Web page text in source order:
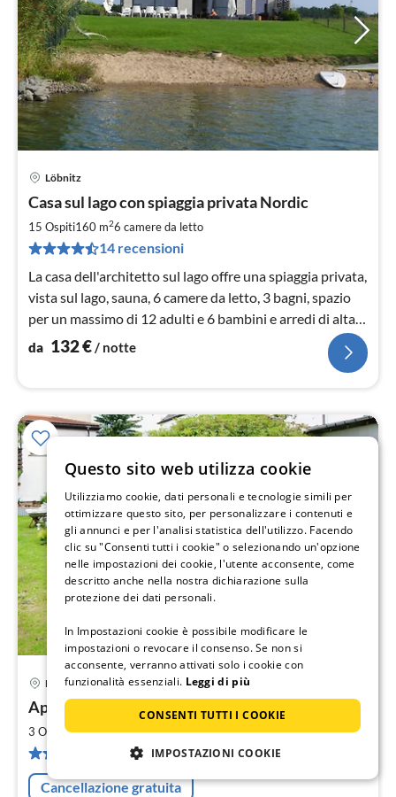
Löbnitz
Casa sul lago con spiaggia privata Nordic
15 Ospiti160 m26 camere da letto
14 recensioni
La casa dell'architetto sul lago offre una spiaggia privata,
vista sul lago, sauna, 6 camere da letto, 3 bagni, spazio
per un massimo di 12 adulti e 6 bambini e arredi di alta
qualità
da 132€/ notte
Falkenstein
Appartamento di vacanza Fritzsch Falkenstein
3 Ospiti50 m 1camera da letto (+1)
12 recensioni
Cancellazione gratuita
Questo sito web utilizza cookie
Utilizziamo cookie, dati personali e tecnologie simili per
ottimizzare questo sito, per personalizzare i contenuti e
gli annunci e per l'analisi statistica dell'utilizzo. Facendo
clic su "Consenti tutti i cookie" o selezionando un'opzione
nelle impostazioni dei cookie, l'utente acconsente, come
descritto anche nella nostra dichiarazione sulla
protezione dei dati personali.
In Impostazioni cookie è possibile modificare le
impostazioni o revocare il consenso. Se non si
acconsente, verranno attivati solo i cookie con
funzionalità essenziali. Leggi di più
CONSENTI TUTTI I COOKIE
IMPOSTAZIONI COOKIE